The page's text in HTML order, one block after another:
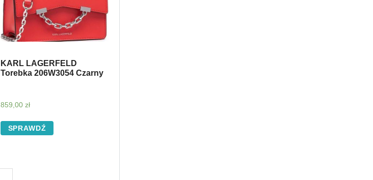
KARL LAGERFELD
Torebka 206W3054 Czarny
859,00zł
SPRAWDŹ